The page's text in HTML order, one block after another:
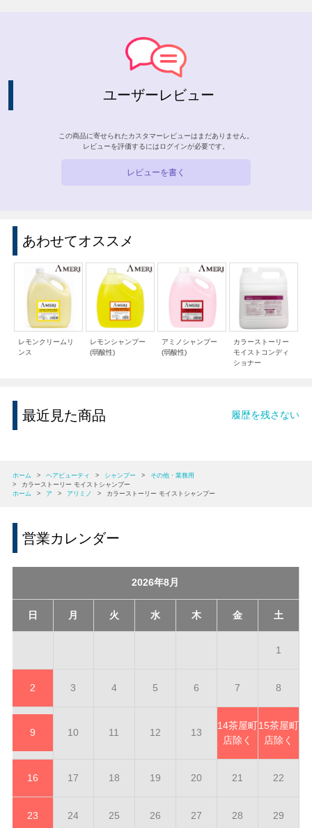
ユーザーレビュー
この商品に寄せられたカスタマーレビューはまだありません。
レビューを評価するには ログインが必要です。
レビューを書く
あわせてオススメ
レモンクリームリ
ンス
レモンシャンプー
(弱酸性)
アミノシャンプー
(弱酸性)
カラーストーリー
モイストコンディ
ショナー
最近見た商品 履歴を残さない
ホーム > ヘアビューティ > シャンプー >
その他・業務用
>
カラーストーリー モイストシャンプー
ホーム
> ア > アリミノ > カラーストーリー モイストシャンプー
営業カレンダー
2026年8月
日 月 火 水 木 金 土
1
2 3 4 5 6 7 8
9 10 11 12 13
14茶屋町
店除く
15茶屋町
店除く
16 17 18 19 20 21 22
23 24 25 26 27 28 29